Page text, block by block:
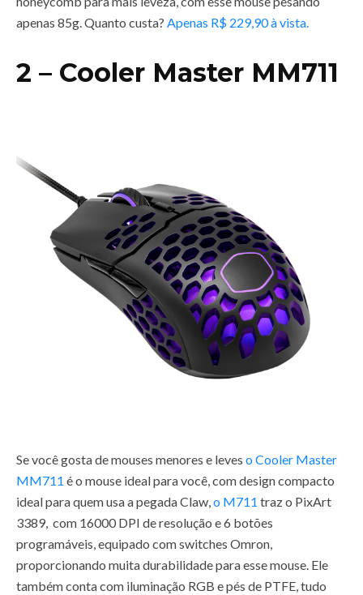
apenas 85g. Quanto custa? Apenas R$ 229,90 à vista.
2 – Cooler Master MM711
Se você gosta de mouses menores e leves o Cooler Master
MM711 é o mouse ideal para você, com design compacto
ideal para quem usa a pegada Claw,o M711 traz o PixArt
3389, com 16000 DPI de resolução e 6 botões
programáveis, equipado com switches Omron,
proporcionando muita durabilidade para esse mouse. Ele
também conta com iluminação RGB e pés de PTFE, tudo